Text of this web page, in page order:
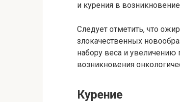
и курения в
Следует отметить, что
злокачественных
набору веса и увеличению
возникновения
Курение